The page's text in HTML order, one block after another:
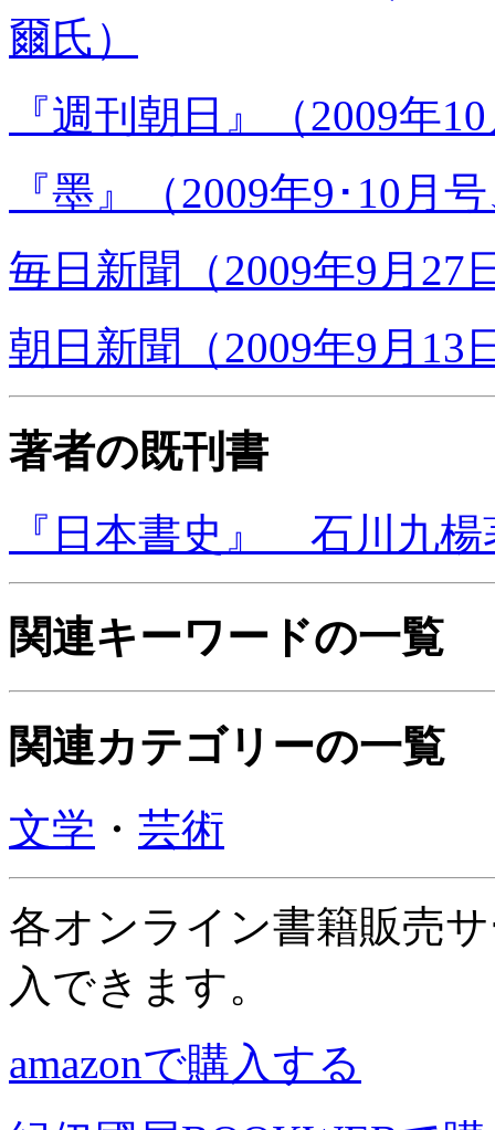
爾氏）
『週刊朝日』（2009年
『墨』（2009年9･10月
毎日新聞（2009年9月27
朝日新聞（2009年9月13
著者の既刊書
『日本書史』 石川九楊
関連キーワードの一覧
関連カテゴリーの一覧
文学 ・ 芸術
各オンライン書籍販売
入できます。
amazonで購入する